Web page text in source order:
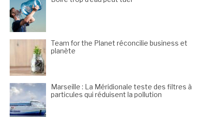
Team for the Planet réconcilie business et
planète
Marseille : La Méridionale teste des filtres à
particules qui réduisent la pollution